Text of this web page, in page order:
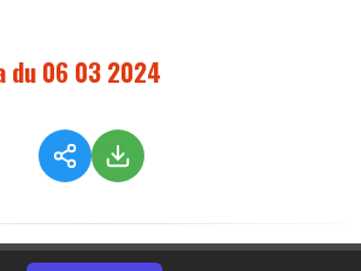
du 06 03 2024